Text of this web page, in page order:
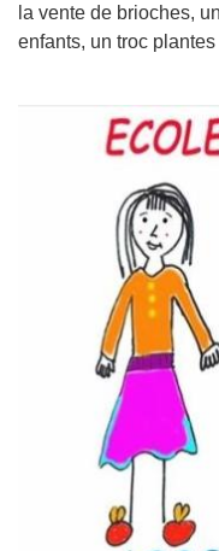
la vente de brioches,
enfants, un troc